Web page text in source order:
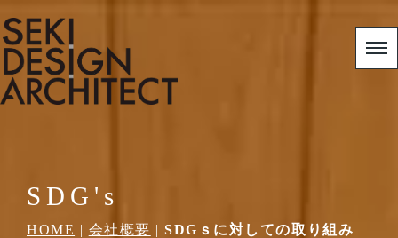
SDG's
HOME | 会社概要 |SDGｓに対しての取り組み